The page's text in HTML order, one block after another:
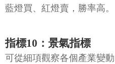
藍燈買、紅燈賣，勝率高。
指標10：景氣指標
可從細項觀察各個產業變動